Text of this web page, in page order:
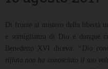
Di fronte al mistero della libertà
e somiglianza di Dio e dunque
Benedetto XVI diceva:
“Dio
rifiuta non ha conosciuto il suo